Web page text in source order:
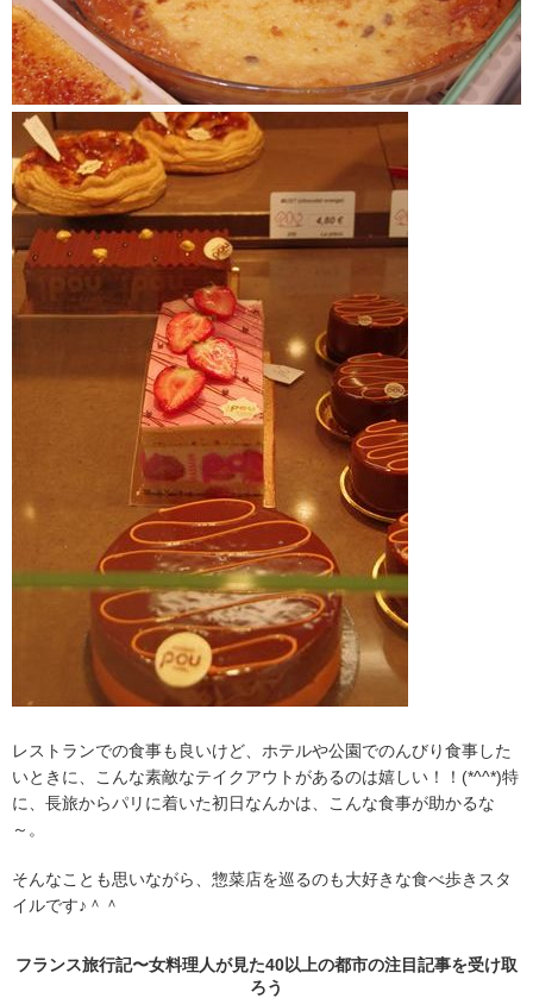
レストランでの食事も良いけど、ホテルや公園でのんびり食事した
いときに、こんな素敵なテイクアウトがあるのは嬉しい！！(*^^*)特
に、長旅からパリに着いた初日なんかは、こんな食事が助かるな
～。
そんなことも思いながら、惣菜店を巡るのも大好きな食べ歩きスタ
イルです♪＾＾
フランス旅行記〜女料理人が見た40以上の都市の注目記事を受け取
ろう